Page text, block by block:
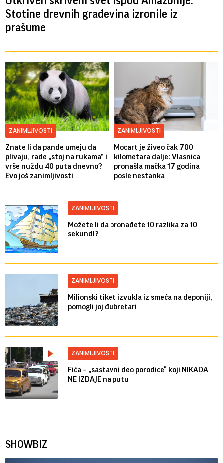
Stotine drevnih građevina izronile iz
prašume
ZANIMLJIVOSTI
Znate li da pande umeju da
plivaju, rade „stoj na rukama” i
vrše nuždu 40 puta dnevno?
Evo još zanimljivosti
ZANIMLJIVOSTI
Mocart je živeo čak 700
kilometara dalje: Vlasnica
pronašla mačka 17 godina
posle nestanka
ZANIMLJIVOSTI
Možete li da pronađete 10 razlika za 10
sekundi?
ZANIMLJIVOSTI
Milionski tiket izvukla iz smeća na deponiji,
pomogli joj đubretari
ZANIMLJIVOSTI
Fića – „sastavni deo porodice“ koji NIKADA
NE IZDAJE na putu
SHOWBIZ